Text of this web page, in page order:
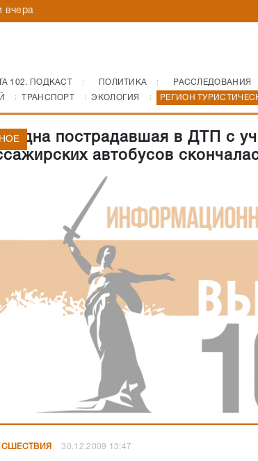
вчера
102. ПОДКАСТ ПОЛИТИКА РАССЛЕДОВАНИЯ
ТРАНСПОРТ ЭКОЛОГИЯ РЕГИОН
одна пострадавшая в ДТП с
автобусов
30.12.2009 13:47